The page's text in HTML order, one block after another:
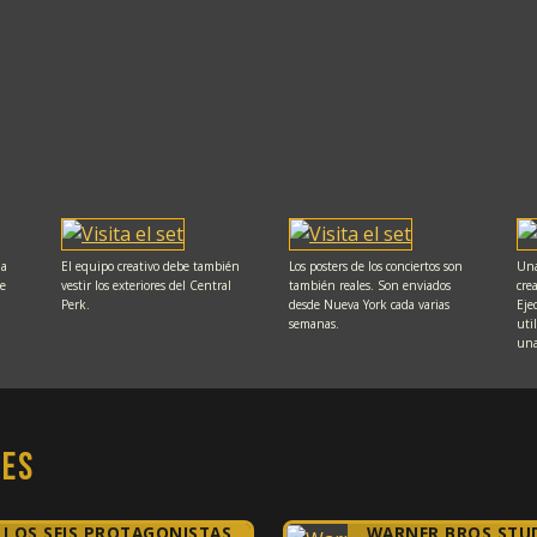
El equipo creativo debe también
vestir los exteriores del Central
Perk.
Los posters de los conciertos son
también reales. Son enviados
desde Nueva York cada varias
semanas.